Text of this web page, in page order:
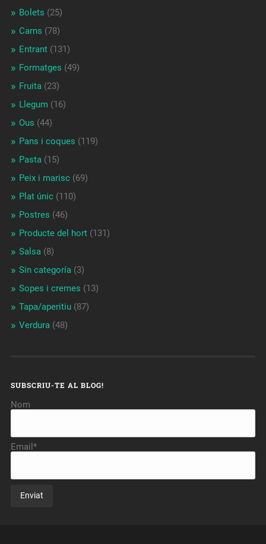
Bolets (25)
Carns (78)
Entrant(131)
Formatges (49)
Fruita(23)
Llegum (16)
Ous (44)
Pans i coques (119)
Pasta(15)
Peix i marisc(69)
Plat únic(110)
Postres (46)
Producte del hort(131)
Salsa(8)
Sin categoría(3)
Sopes i cremes (13)
Tapa/aperitiu(87)
Verdura(48)
SUBSCRIU-TE AL BLOG!
Nom
Email*